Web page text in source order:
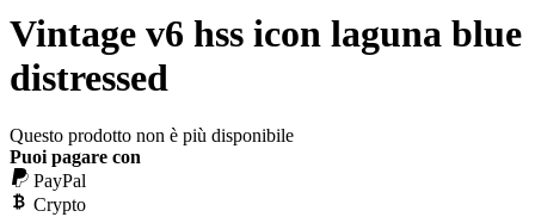
Vintage v6 hss icon laguna blue
distressed
Questo prodotto non è più disponibile
Puoi pagare con
PayPal
Crypto